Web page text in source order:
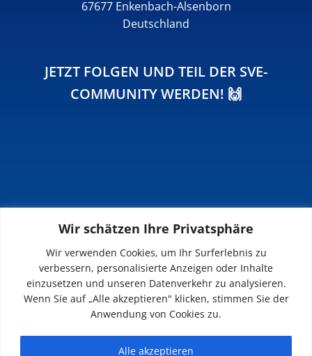
Wir schätzen Ihre Privatsphäre
Wir verwenden Cookies, um Ihr Surferlebnis zu
verbessern, personalisierte Anzeigen oder Inhalte
einzusetzen und unseren Datenverkehr zu analysieren.
Wenn Sie auf „Alle akzeptieren" klicken, stimmen Sie der
Anwendung von Cookies zu.
Alle akzeptieren
67677 Enkenbach-Alsenborn
Deutschland
JETZT FOLGEN UND TEIL DER SVE-
COMMUNITY WERDEN! 🙌
INFOS
Impressum
Datenschutz
Kontakt